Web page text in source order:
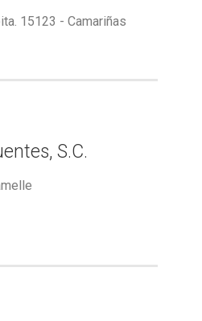
15123 - Camariñas
S.C.